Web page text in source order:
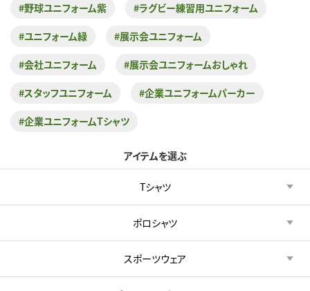
#野球ユニフォーム紫 #ラグビー練習用ユニフォーム
#ユニフォーム緑 #展示会ユニフォーム
#会社ユニフォーム #展示会ユニフォームおしゃれ
#スタッフユニフォーム #企業ユニフォームパーカー
#企業ユニフォームTシャツ
アイテムを選ぶ
Tシャツ
ポロシャツ
スポーツウェア